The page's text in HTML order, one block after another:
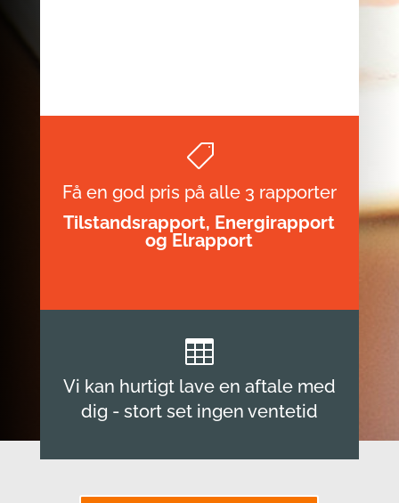

Få en god pris på alle 3 rapporter
Tilstandsrapport, Energirapport
og Elrapport

Vi kan hurtigt lave en aftale med
dig - stort set ingen ventetid